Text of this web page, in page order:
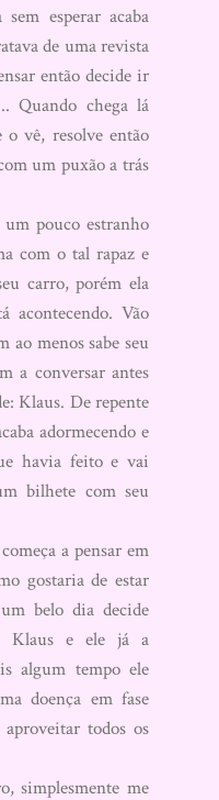
esperar acaba
de uma revista
então decide ir
Quando chega lá
vê, resolve então
um puxão a trás
pouco estranho
com o tal rapaz e
carro, porém ela
acontecendo. Vão
ao menos sabe seu
a conversar antes
Klaus. De repente
adormecendo e
havia feito e vai
bilhete com seu
a pensar em
gostaria de estar
belo dia decide
Klaus e ele já a
algum tempo ele
doença em fase
todos os
simplesmente me